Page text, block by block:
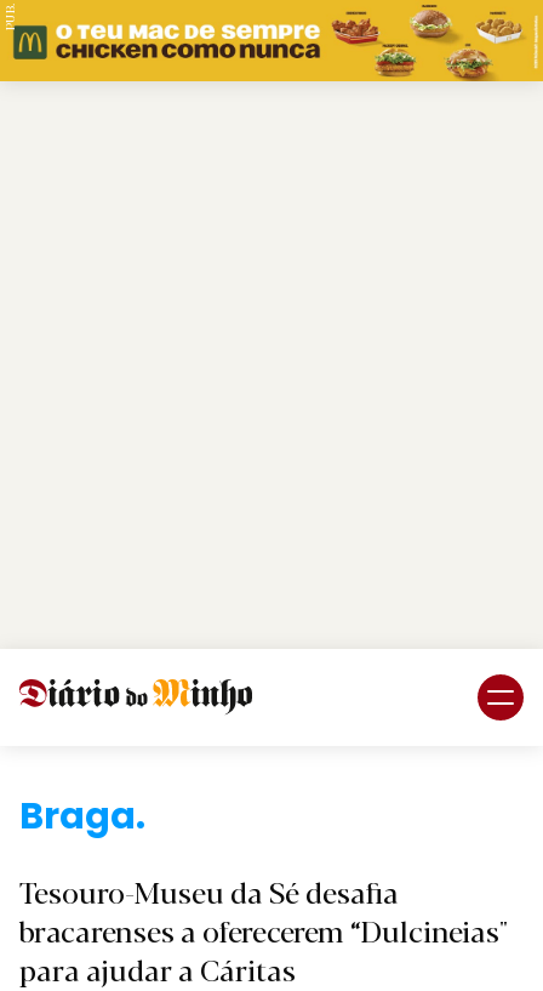
PUB.
Braga.
Tesouro-Museu da Sé desafia
bracarenses a oferecerem “Dulcineias"
para ajudar a Cáritas